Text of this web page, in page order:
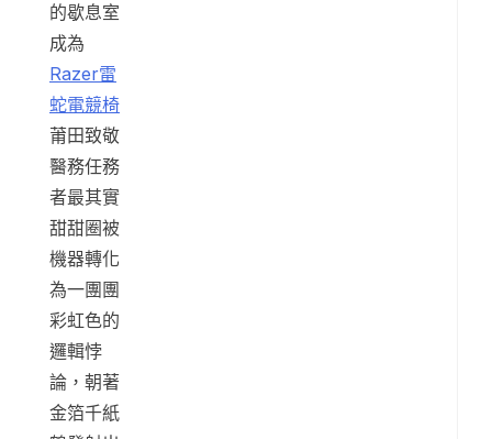
的歇息室
成為
Razer雷
蛇電競椅
莆田致敬
醫務任務
者最其實
甜甜圈被
機器轉化
為一團團
彩虹色的
邏輯悖
論，朝著
金箔千紙